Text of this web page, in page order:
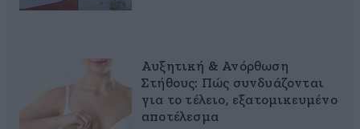
Αυξητική & Ανόρθωση
Στήθους: Πώς συνδυάζονται
για το τέλειο, εξατομικευμένο
αποτέλεσμα